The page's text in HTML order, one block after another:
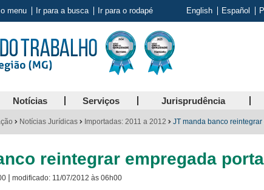
o menu Ir para a busca Ir para o rodapé English Español
Notícias Serviços Jurisprudência
Notícias Jurídicas Importadas: 2011 a 2012 JT manda banco
reintegrar empregada
| modificado: 11/07/2012 às 06h00